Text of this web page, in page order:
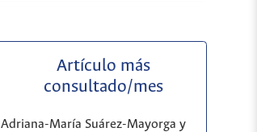
Artículo más
consultado/mes
Adriana-María Suárez-Mayorga y